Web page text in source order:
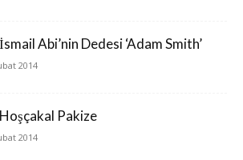
Abi’nin Dedesi ‘Adam Smith’
2014
Pakize
2014